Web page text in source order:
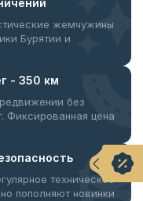
жемчужины
Бурятии и
- 350 км
без
Фиксированная цена
техническое
пополняют новинки